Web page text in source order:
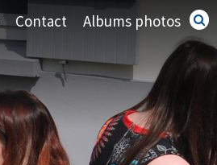
Contact Albums photos